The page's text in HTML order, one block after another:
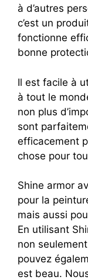
à d’autres
c’est un
fonctionne
bonne
Il est facile à
à tout le
non plus
sont
efficacement
chose pour
Shine armor
pour la
mais aussi
En utilisant
non
pouvez
est beau.